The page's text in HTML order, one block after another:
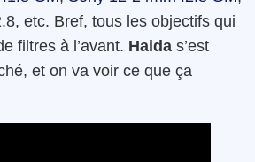
etc. Bref, tous les objectifs qui
filtres à l’avant. Haida s’est
et on va voir ce que ça